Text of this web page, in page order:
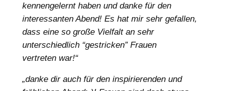
kennengelernt haben und danke für den
interessanten Abend! Es hat mir sehr gefallen,
dass eine so große Vielfalt an sehr
unterschiedlich “gestricken” Frauen
vertreten war!“
„danke dir auch für den inspirierenden und